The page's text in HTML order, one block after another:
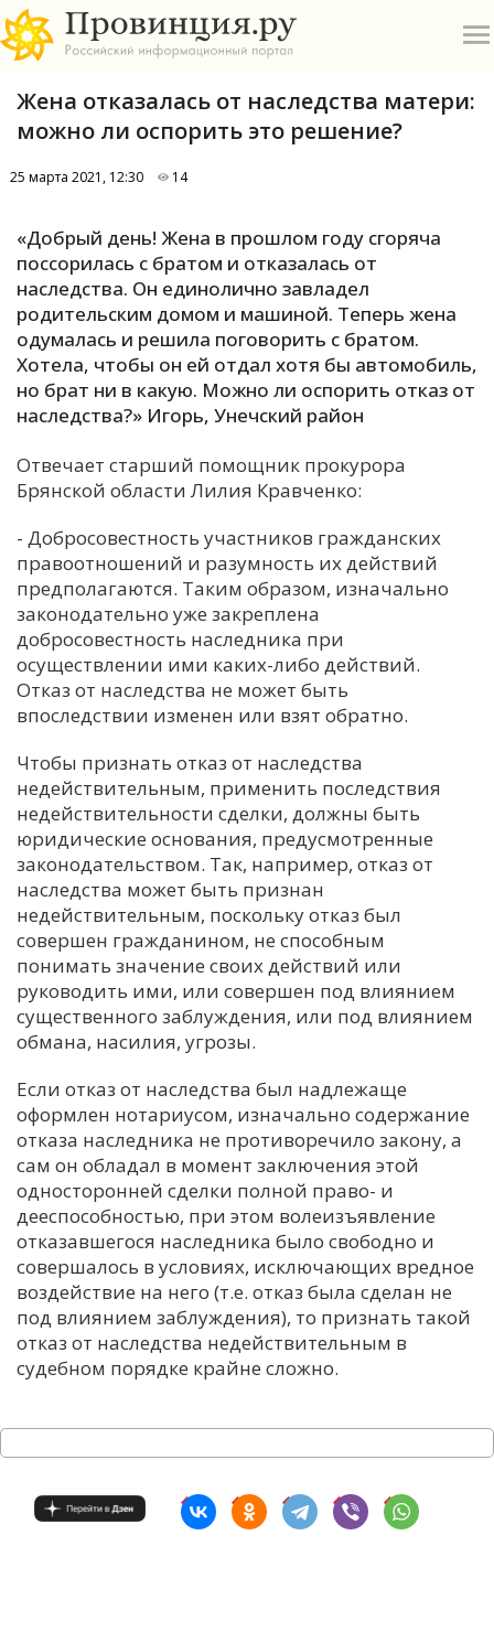
А
Б
В
Е
И
К
М
Н
О
П
У
Х
Ч
Я
Жена отказалась от наследства матери:
можно ли оспорить это решение?
25 марта 2021, 12:30 14
«Добрый день! Жена в прошлом году сгоряча
поссорилась с братом и отказалась от
наследства. Он единолично завладел
родительским домом и машиной. Теперь жена
одумалась и решила поговорить с братом.
Хотела, чтобы он ей отдал хотя бы автомобиль,
но брат ни в какую. Можно ли оспорить отказ от
наследства?» Игорь, Унечский район
Отвечает старший помощник прокурора
Брянской области Лилия Кравченко:
- Добросовестность участников гражданских
правоотношений и разумность их действий
предполагаются. Таким образом, изначально
законодательно уже закреплена
добросовестность наследника при
осуществлении ими каких-либо действий.
Отказ от наследства не может быть
впоследствии изменен или взят обратно.
Чтобы признать отказ от наследства
недействительным, применить последствия
недействительности сделки, должны быть
юридические основания, предусмотренные
законодательством. Так, например, отказ от
наследства может быть признан
недействительным, поскольку отказ был
совершен гражданином, не способным
понимать значение своих действий или
руководить ими, или совершен под влиянием
существенного заблуждения, или под влиянием
обмана, насилия, угрозы.
Если отказ от наследства был надлежаще
оформлен нотариусом, изначально содержание
отказа наследника не противоречило закону, а
сам он обладал в момент заключения этой
односторонней сделки полной право- и
дееспособностью, при этом волеизъявление
отказавшегося наследника было свободно и
совершалось в условиях, исключающих вредное
воздействие на него (т.е. отказ была сделан не
под влиянием заблуждения), то признать такой
отказ от наследства недействительным в
судебном порядке крайне сложно.